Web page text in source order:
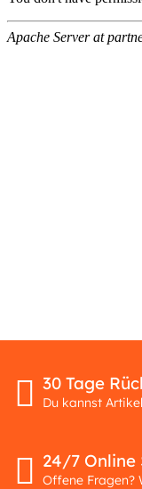
30 Tage
Du kannst
24/7 Online
Offene Fragen?